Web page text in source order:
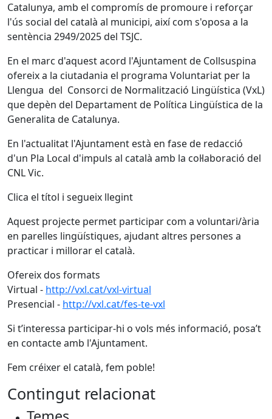
Catalunya, amb el compromís de promoure i reforçar
l'ús social del català al municipi, així com s'oposa a la
sentència 2949/2025 del TSJC.
En el marc d'aquest acord l'Ajuntament de Collsuspina
ofereix a la ciutadania el programa Voluntariat per la
Llengua del Consorci de Normalització Lingüística (VxL)
que depèn del Departament de Política Lingüística de la
Generalita de Catalunya.
En l'actualitat l'Ajuntament està en fase de redacció
d'un Pla Local d'impuls al català amb la col·laboració del
CNL Vic.
Clica el títol i segueix llegint
Aquest projecte permet participar com a voluntari/ària
en parelles lingüístiques, ajudant altres persones a
practicar i millorar el català.
Ofereix dos formats
Virtual - http://vxl.cat/vxl-virtual
Presencial - http://vxl.cat/fes-te-vxl
Si t’interessa participar-hi o vols més informació, posa’t
en contacte amb l'Ajuntament.
Fem créixer el català, fem poble!
Contingut relacionat